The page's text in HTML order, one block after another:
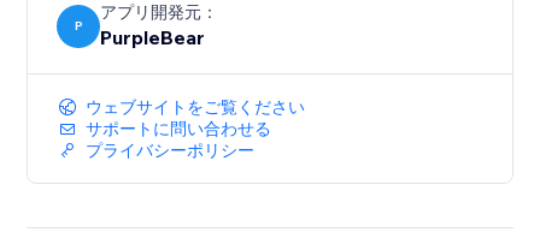
P
アプリ開発元：
PurpleBear
ウェブサイトをご覧ください
サポートに問い合わせる
プライバシーポリシー